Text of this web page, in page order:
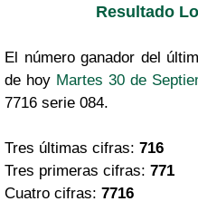
Resultado
El número ganador del
de hoy Martes 30 de
7716 serie 084.
Tres últimas cifras: 716
Tres primeras cifras: 771
Cuatro cifras: 7716